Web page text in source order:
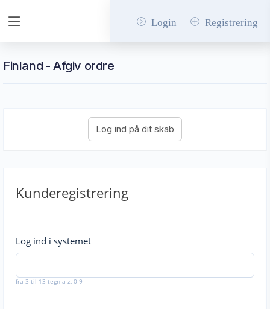
Login Registrering
Finland - Afgiv ordre
Kunderegistrering
Log ind i systemet
fra 3 til 13 tegn a-z, 0-9